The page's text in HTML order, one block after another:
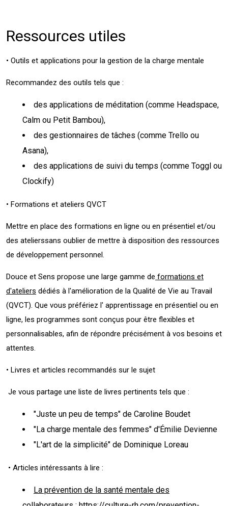
Ressources utiles
• Outils et applications pour la gestion de la charge mentale
Recommandez des outils tels que :
des applications de méditation (comme Headspace,
Calm ou Petit Bambou),
des gestionnaires de tâches (comme Trello ou
Asana),
des applications de suivi du temps (comme Toggl ou
Clockify)
• Formations et ateliers QVCT
Mettre en place des formations en ligne ou en présentiel et/ou
des atelierssans oublier de mettre à disposition des ressources
de développement personnel.
Douce et Sens propose une large gamme de formations et
d'ateliers dédiés à l'amélioration de la Qualité de Vie au Travail
(QVCT). Que vous préfériez l' apprentissage en présentiel ou en
ligne, les programmes sont conçus pour être flexibles et
personnalisables, afin de répondre précisément à vos besoins et
attentes.
• Livres et articles recommandés sur le sujet
Je vous partage une liste de livres pertinents tels que :
"Juste un peu de temps" de Caroline Boudet
"La charge mentale des femmes" d'Émilie Devienne
"L'art de la simplicité" de Dominique Loreau
• Articles intéressants à lire :
La prévention de la santé mentale des